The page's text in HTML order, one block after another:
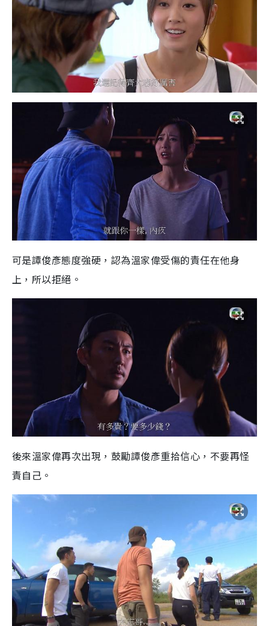
可是譚俊彥態度強硬，認為溫家偉受傷的責任在他身
上，所以拒絕。
後來溫家偉再次出現，鼓勵譚俊彥重拾信心，不要再怪
責自己。